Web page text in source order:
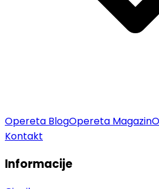
Opereta BlogOpereta Magazin
Kontakt
Informacije